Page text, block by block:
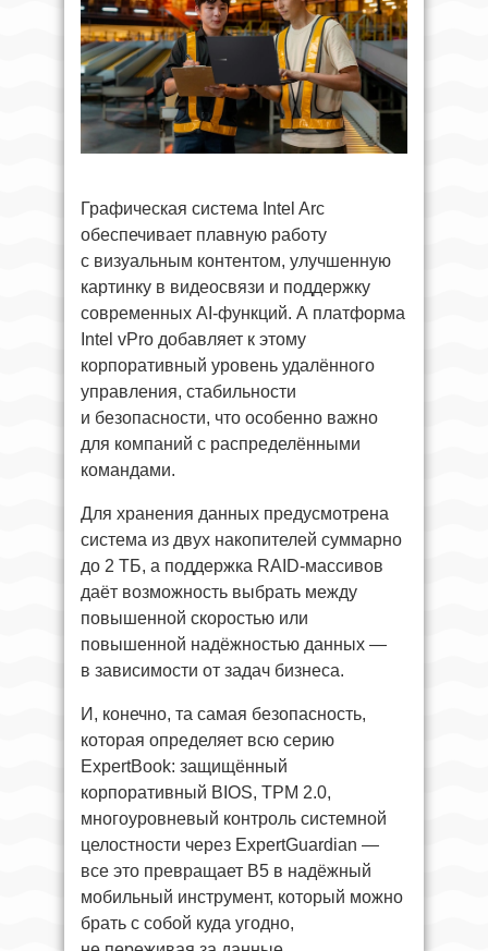
Графическая система Intel Arc
обеспечивает плавную работу
с визуальным контентом, улучшенную
картинку в видеосвязи и поддержку
современных AI-функций. А платформа
Intel vPro добавляет к этому
корпоративный уровень удалённого
управления, стабильности
и безопасности, что особенно важно
для компаний с распределёнными
командами.
Для хранения данных предусмотрена
система из двух накопителей суммарно
до 2 ТБ, а поддержка RAID-массивов
даёт возможность выбрать между
повышенной скоростью или
повышенной надёжностью данных —
в зависимости от задач бизнеса.
И, конечно, та самая безопасность,
которая определяет всю серию
ExpertBook: защищённый
корпоративный BIOS, TPM 2.0,
многоуровневый контроль системной
целостности через ExpertGuardian —
все это превращает B5 в надёжный
мобильный инструмент, который можно
брать с собой куда угодно,